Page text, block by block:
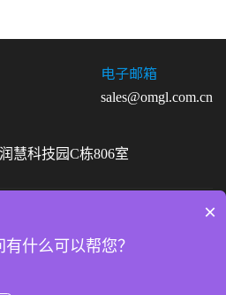
电子邮箱
sales@omgl.com.cn
慧科技园C栋806室
Reserved
备20029096号-6
×
什么可以帮您？